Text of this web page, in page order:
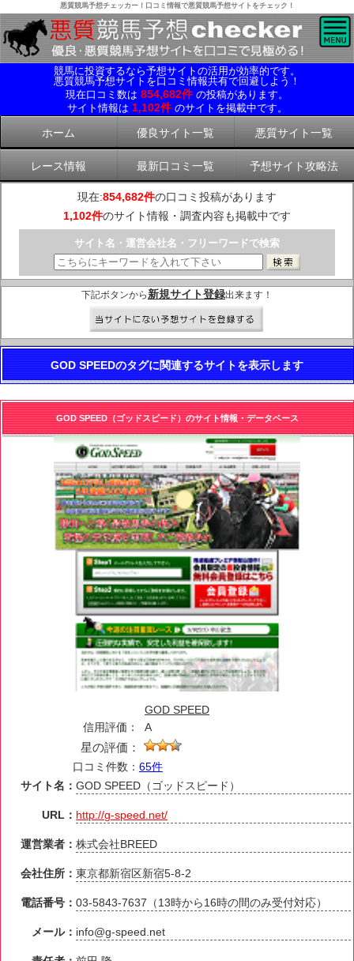
悪質競馬予想チェッカー！口コミ情報で悪質競馬予想サイトをチェック！
競馬に投資するなら予想サイトの活用が効率的です。
悪質競馬予想サイトを口コミ情報共有で回避しよう！
現在口コミ数は 854,682件 の投稿があります。
サイト情報は 1,102件 のサイトを掲載中です。
ホーム 優良サイト一覧 悪質サイト一覧
レース情報 最新口コミ一覧 予想サイト攻略法
現在:854,682件の口コミ投稿があります
1,102件のサイト情報・調査内容も掲載中です
サイト名・運営会社名・フリーワードで検索
下記ボタンから 新規サイト登録出来ます！
GOD SPEEDのタグに関連するサイトを表示します
GOD SPEED（ゴッドスピード）のサイト情報・データベース
GOD SPEED
信用評価：
A
星の評価：
口コミ件数： 65件
サイト名：GOD SPEED（ゴッドスピード）
URL： http://g-speed.net/
運営業者：株式会社BREED
会社住所：東京都新宿区新宿5-8-2
電話番号：03-5843-7637（13時から16時の間のみ受付対応）
メール： info@g-speed.net